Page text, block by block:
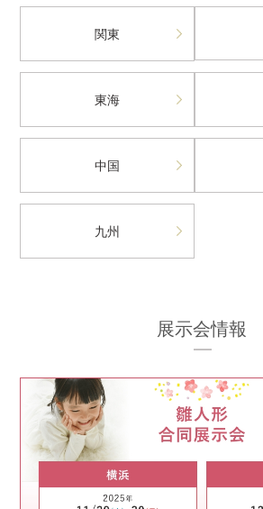
関東
東海
中国
九州
展示会情報